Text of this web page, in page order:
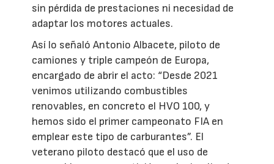
sin pérdida de prestaciones ni necesidad de
adaptar los motores actuales.
Así lo señaló Antonio Albacete, piloto de
camiones y triple campeón de Europa,
encargado de abrir el acto: “Desde 2021
venimos utilizando combustibles
renovables, en concreto el HVO 100, y
hemos sido el primer campeonato FIA en
emplear este tipo de carburantes”. El
veterano piloto destacó que el uso de